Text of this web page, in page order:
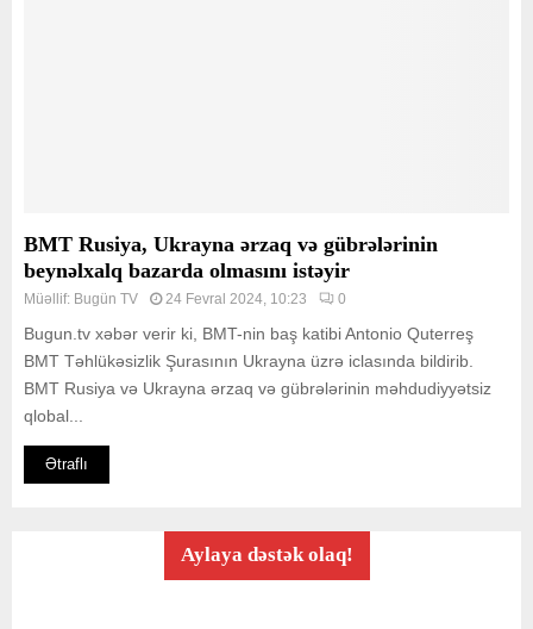
BMT Rusiya, Ukrayna ərzaq və gübrələrinin
beynəlxalq bazarda olmasını istəyir
Müəllif: Bugün TV 24 Fevral 2024, 10:23 0
Bugun.tv xəbər verir ki, BMT-nin baş katibi Antonio Quterreş
BMT Təhlükəsizlik Şurasının Ukrayna üzrə iclasında bildirib.
BMT Rusiya və Ukrayna ərzaq və gübrələrinin məhdudiyyətsiz
qlobal...
Ətraflı
Aylaya dəstək olaq!